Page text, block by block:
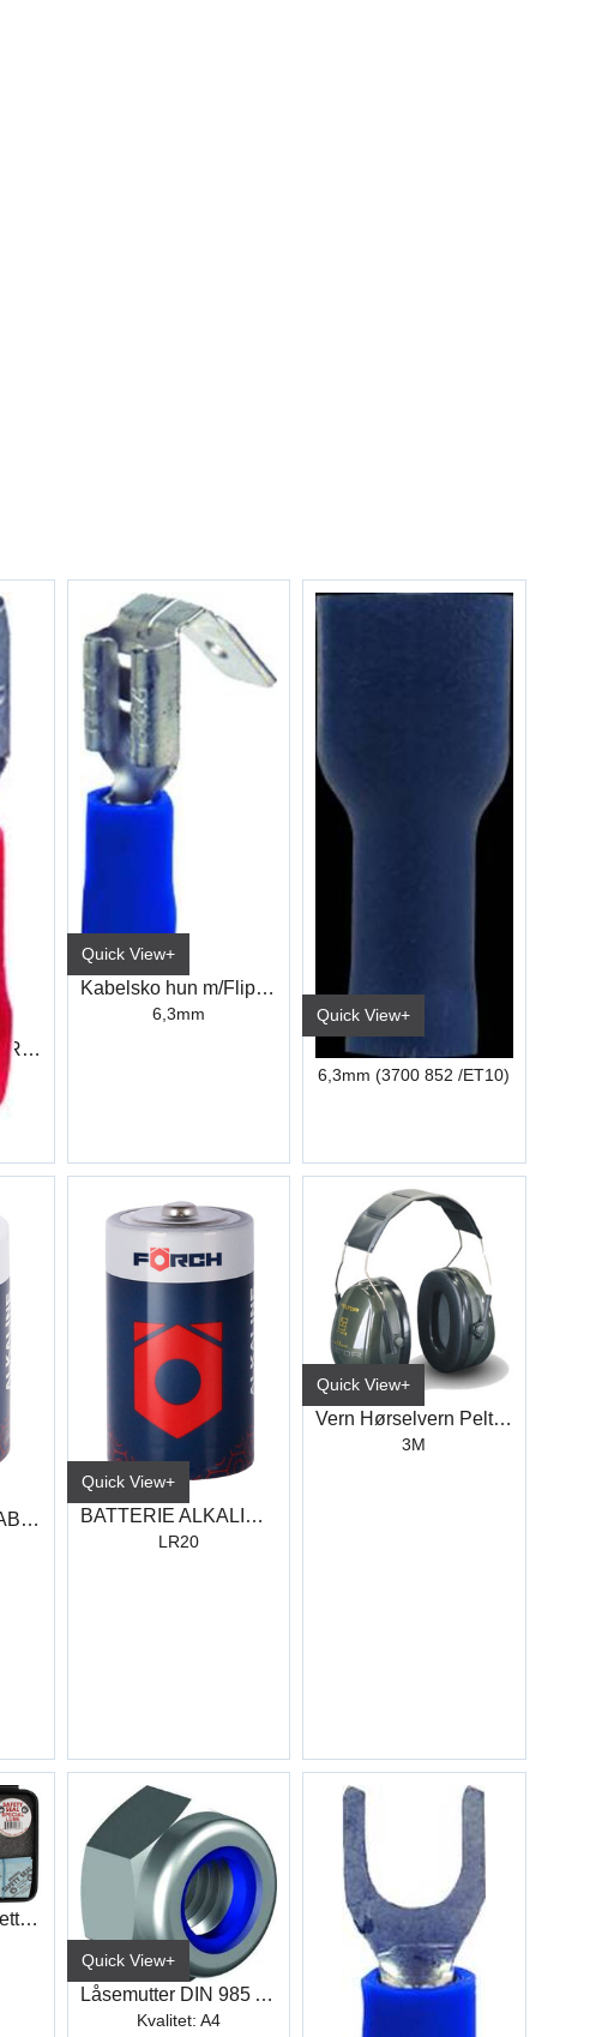
Kabelsko Flat Hun Rød Industri
Quick View+
Kabelsko hun m/Flipp Blå Industri
6,3mm Quick View+
6,3mm (3700 852 /ET10)
Batteri Alkaline 'BABY' 1,5V
Quick View+
BATTERIE ALKALINE MONO 1,5V
LR20
Quick View+
Vern Hørselvern Peltor Optime 2 Grønn
3M
Dekkreparasjonssett Safety Seal (60)
Quick View+
Låsemutter DIN 985 A4
Kvalitet: A4